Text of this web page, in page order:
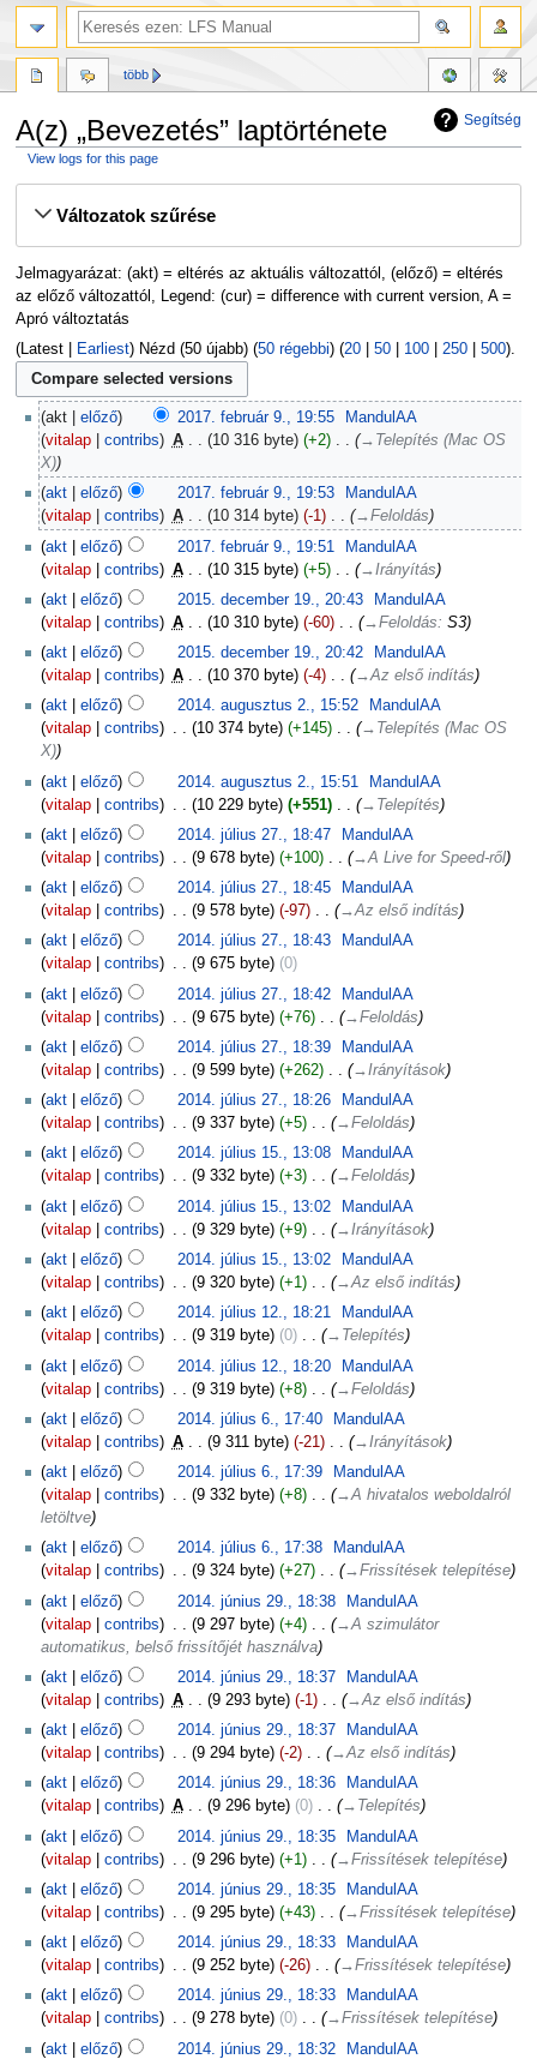
Segítség
A(z) „Bevezetés” laptörténete
View logs for this page
Változatok szűrése
Jelmagyarázat: (akt) = eltérés az aktuális változattól, (előző) = eltérés
az előző változattól, Legend: (cur) = difference with current version, A =
Apró változtatás
(Latest |
Earliest) Nézd (50 újabb) (50 régebbi) (20| 50| 100| 250| 500).
akt előző 2017. február 9., 19:55
MandulAA
vitalap
contribs A 10 316 byte +2 ‎
→‎Telepítés (Mac OS
X)
akt
előző 2017. február 9., 19:53
MandulAA
vitalap
contribs A 10 314 byte -1 ‎
→‎Feloldás
akt
előző 2017. február 9., 19:51
MandulAA
vitalap
contribs A 10 315 byte +5 ‎
→‎Irányítás
akt
előző 2015. december 19., 20:43
MandulAA
vitalap
contribs A 10 310 byte -60 ‎ →‎Feloldás: S3
akt
előző 2015. december 19., 20:42
MandulAA
vitalap
contribs A 10 370 byte -4 ‎
→‎Az első indítás
akt
előző 2014. augusztus 2., 15:52
MandulAA
vitalap
contribs 10 374 byte +145 ‎
→‎Telepítés (Mac OS
X)
akt
előző 2014. augusztus 2., 15:51
MandulAA
vitalap
contribs 10 229 byte +551 ‎
→‎Telepítés
akt
előző 2014. július 27., 18:47
MandulAA
vitalap
contribs 9 678 byte +100 ‎
→‎A Live for Speed-ről
akt
előző 2014. július 27., 18:45
MandulAA
vitalap
contribs 9 578 byte -97 ‎
→‎Az első indítás
akt
előző 2014. július 27., 18:43
MandulAA
vitalap
contribs 9 675 byte
0
akt
előző 2014. július 27., 18:42
MandulAA
vitalap
contribs 9 675 byte +76 ‎
→‎Feloldás
akt
előző 2014. július 27., 18:39
MandulAA
vitalap
contribs 9 599 byte +262 ‎
→‎Irányítások
akt
előző 2014. július 27., 18:26
MandulAA
vitalap
contribs 9 337 byte +5 ‎
→‎Feloldás
akt
előző 2014. július 15., 13:08
MandulAA
vitalap
contribs 9 332 byte +3 ‎
→‎Feloldás
akt
előző 2014. július 15., 13:02
MandulAA
vitalap
contribs 9 329 byte +9 ‎
→‎Irányítások
akt
előző 2014. július 15., 13:02
MandulAA
vitalap
contribs 9 320 byte +1 ‎
→‎Az első indítás
akt
előző 2014. július 12., 18:21
MandulAA
vitalap
contribs 9 319 byte 0 ‎
→‎Telepítés
akt
előző 2014. július 12., 18:20
MandulAA
vitalap
contribs 9 319 byte +8 ‎
→‎Feloldás
akt
előző 2014. július 6., 17:40
MandulAA
vitalap
contribs A 9 311 byte -21 ‎
→‎Irányítások
akt
előző 2014. július 6., 17:39
MandulAA
vitalap
contribs 9 332 byte +8 ‎
→‎A hivatalos weboldalról
letöltve
akt
előző 2014. július 6., 17:38
MandulAA
vitalap
contribs 9 324 byte +27 ‎
→‎Frissítések telepítése
akt
előző 2014. június 29., 18:38
MandulAA
vitalap
contribs 9 297 byte +4 ‎
→‎A szimulátor
automatikus, belső frissítőjét használva
akt
előző 2014. június 29., 18:37
MandulAA
vitalap
contribs A 9 293 byte -1 ‎
→‎Az első indítás
akt
előző 2014. június 29., 18:37
MandulAA
vitalap
contribs 9 294 byte -2 ‎
→‎Az első indítás
akt
előző 2014. június 29., 18:36
MandulAA
vitalap
contribs A 9 296 byte 0 ‎
→‎Telepítés
akt
előző 2014. június 29., 18:35
MandulAA
vitalap
contribs 9 296 byte +1 ‎
→‎Frissítések telepítése
akt
előző 2014. június 29., 18:35
MandulAA
vitalap
contribs 9 295 byte +43 ‎
→‎Frissítések telepítése
akt
előző 2014. június 29., 18:33
MandulAA
vitalap
contribs 9 252 byte -26 ‎
→‎Frissítések telepítése
akt
előző 2014. június 29., 18:33
MandulAA
vitalap
contribs 9 278 byte 0 ‎
→‎Frissítések telepítése
akt
előző 2014. június 29., 18:32
MandulAA
több